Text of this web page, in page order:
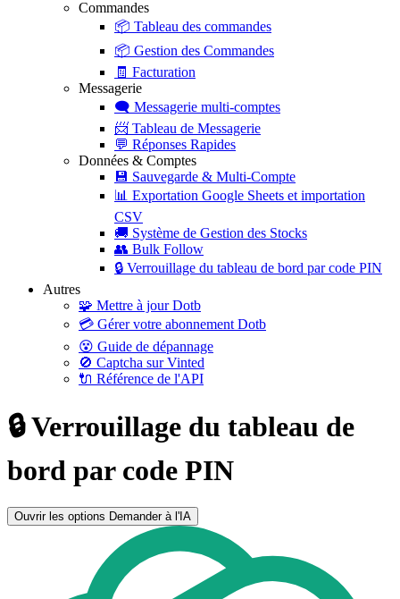
Commandes
📦 Tableau des commandes
📦 Gestion des Commandes
🧾 Facturation
Messagerie
🗨️ Messagerie multi-comptes
📨 Tableau de Messagerie
💬 Réponses Rapides
Données & Comptes
💾 Sauvegarde & Multi-Compte
📊 Exportation Google Sheets et importation
CSV
🚚 Système de Gestion des Stocks
👥 Bulk Follow
🔒 Verrouillage du tableau de bord par code PIN
Autres
🧩 Mettre à jour Dotb
💳 Gérer votre abonnement Dotb
😵 Guide de dépannage
🚫 Captcha sur Vinted
🔌 Référence de l'API
🔒 Verrouillage du tableau de
bord par code PIN
Ouvrir les options Demander à l'IA